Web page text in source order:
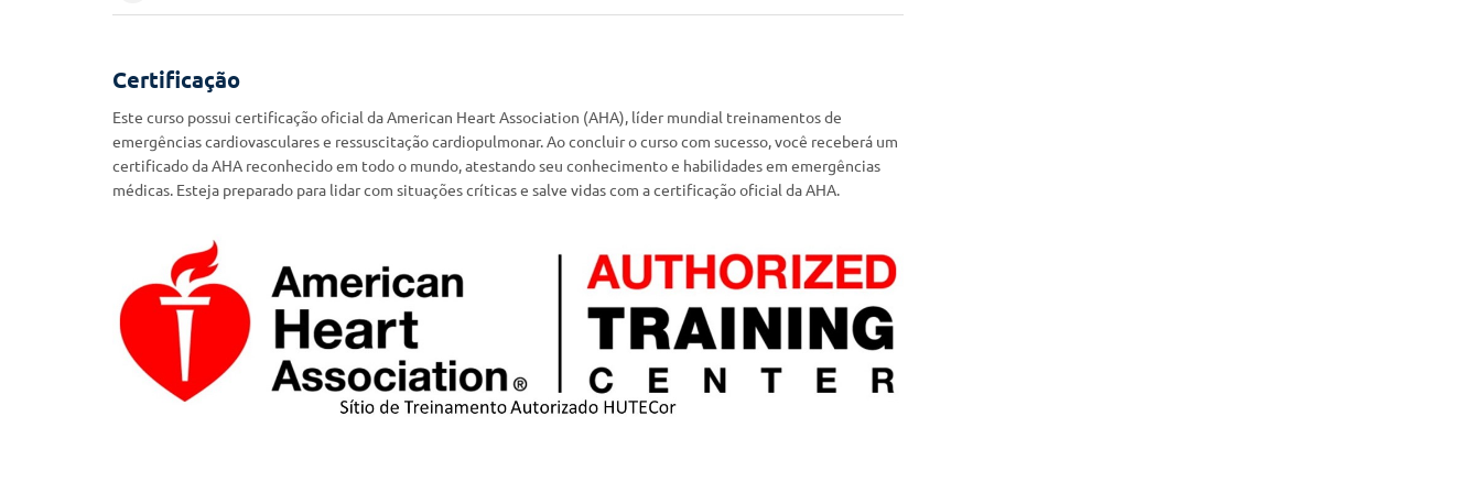
Certificação
Este curso possui certificação oficial da American Heart Association (AHA), líder mundial treinamentos de
emergências cardiovasculares e ressuscitação cardiopulmonar. Ao concluir o curso com sucesso, você receberá um
certificado da AHA reconhecido em todo o mundo, atestando seu conhecimento e habilidades em emergências
médicas. Esteja preparado para lidar com situações críticas e salve vidas com a certificação oficial da AHA.